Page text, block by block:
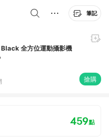
筆記
全方位運動攝影機
搶購
459點